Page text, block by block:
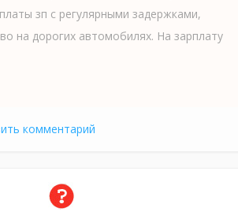
зп с регулярными задержками,
на дорогих автомобилях. На зарплату
комментарий